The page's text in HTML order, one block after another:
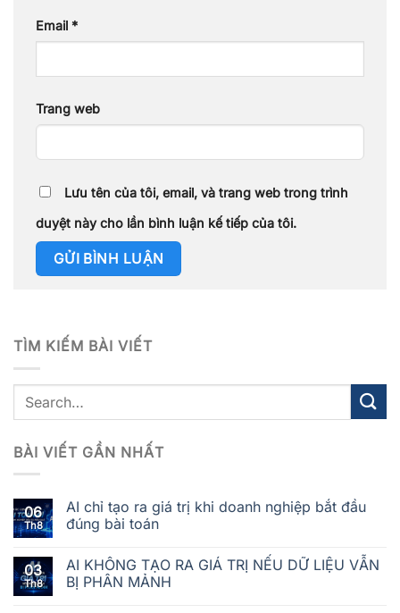
Email *
Trang web
Lưu tên của tôi, email, và trang web trong trình
duyệt này cho lần bình luận kế tiếp của tôi.
TÌM KIẾM BÀI VIẾT
BÀI VIẾT GẦN NHẤT
06
Th8
AI chỉ tạo ra giá trị khi doanh nghiệp bắt đầu
đúng bài toán
03
Th8
AI KHÔNG TẠO RA GIÁ TRỊ NẾU DỮ LIỆU VẪN
BỊ PHÂN MẢNH